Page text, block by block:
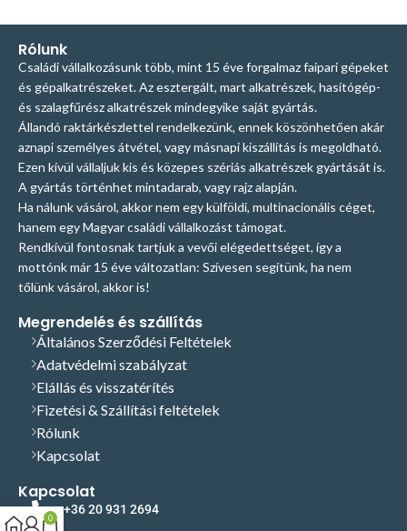
Rólunk
Családi vállalkozásunk több, mint 15 éve forgalmaz faipari gépeket
és gépalkatrészeket. Az esztergált, mart alkatrészek, hasítógép-
és szalagfűrész alkatrészek mindegyike saját gyártás.
Állandó raktárkészlettel rendelkezünk, ennek köszönhetően akár
aznapi személyes átvétel, vagy másnapi kiszállítás is megoldható.
Ezen kívül vállaljuk kis és közepes szériás alkatrészek gyártását is.
A gyártás történhet mintadarab, vagy rajz alapján.
Ha nálunk vásárol, akkor nem egy külföldi, multinacionális céget,
hanem egy Magyar családi vállalkozást támogat.
Rendkívül fontosnak tartjuk a vevői elégedettséget, így a
mottónk már 15 éve változatlan: Szívesen segítünk, ha nem
tőlünk vásárol, akkor is!
Megrendelés és szállítás
Általános Szerződési Feltételek
Adatvédelmi szabályzat
Elállás és visszatérítés
Fizetési & Szállítási feltételek
Rólunk
Kapcsolat
Kapcsolat
+36 20 931 2694
0